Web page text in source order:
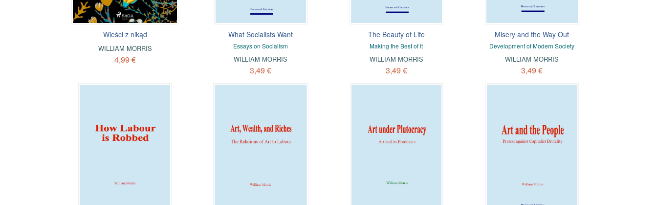
Wieści z nikąd
WILLIAM MORRIS
4,99 €
What Socialists Want
Essays on Socialism
WILLIAM MORRIS
3,49 €
The Beauty of Life
Making the Best of It
WILLIAM MORRIS
3,49 €
Misery and the Way Out
Development of Modern Society
WILLIAM MORRIS
3,49 €